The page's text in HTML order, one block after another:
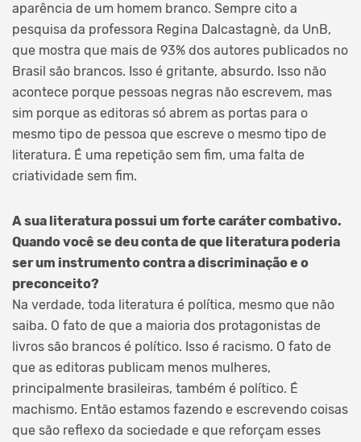
aparência de um homem branco. Sempre cito a
pesquisa da professora Regina Dalcastagnè, da UnB,
que mostra que mais de 93% dos autores publicados no
Brasil são brancos. Isso é gritante, absurdo. Isso não
acontece porque pessoas negras não escrevem, mas
sim porque as editoras só abrem as portas para o
mesmo tipo de pessoa que escreve o mesmo tipo de
literatura. É uma repetição sem fim, uma falta de
criatividade sem fim.
A sua literatura possui um forte caráter combativo.
Quando você se deu conta de que literatura poderia
ser um instrumento contra a discriminação e o
preconceito?
Na verdade, toda literatura é política, mesmo que não
saiba. O fato de que a maioria dos protagonistas de
livros são brancos é político. Isso é racismo. O fato de
que as editoras publicam menos mulheres,
principalmente brasileiras, também é político. É
machismo. Então estamos fazendo e escrevendo coisas
que são reflexo da sociedade e que reforçam esses